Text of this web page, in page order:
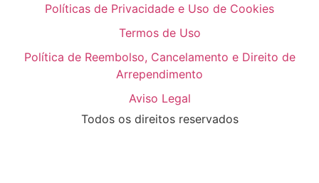
Políticas de Privacidade e Uso de Cookies
Termos de Uso
Política de Reembolso, Cancelamento e Direito de
Arrependimento
Aviso Legal
Todos os direitos reservados